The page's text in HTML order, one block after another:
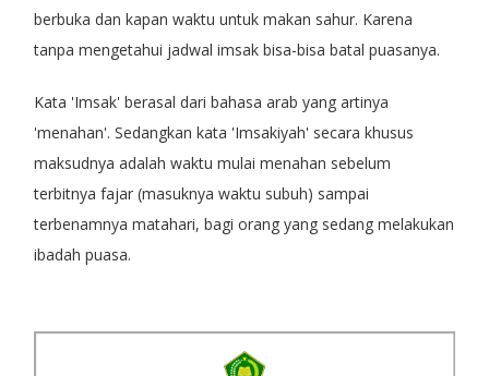
berbuka dan kapan waktu untuk makan sahur. Karena
tanpa mengetahui jadwal imsak bisa-bisa batal puasanya.
Kata 'Imsak' berasal dari bahasa arab yang artinya
'menahan'. Sedangkan kata 'Imsakiyah' secara khusus
maksudnya adalah waktu mulai menahan sebelum
terbitnya fajar (masuknya waktu subuh) sampai
terbenamnya matahari, bagi orang yang sedang melakukan
ibadah puasa.